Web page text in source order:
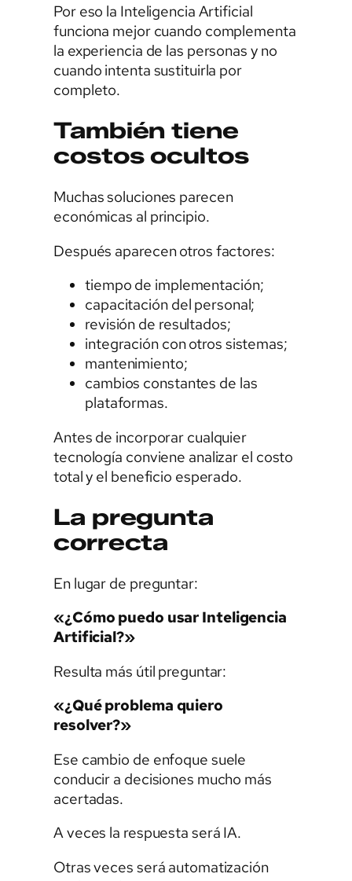
Por eso la Inteligencia Artificial
funciona mejor cuando complementa
la experiencia de las personas y no
cuando intenta sustituirla por
completo.
También tiene
costos ocultos
Muchas soluciones parecen
económicas al principio.
Después aparecen otros factores:
tiempo de implementación;
capacitación del personal;
revisión de resultados;
integración con otros sistemas;
mantenimiento;
cambios constantes de las
plataformas.
Antes de incorporar cualquier
tecnología conviene analizar el costo
total y el beneficio esperado.
La pregunta
correcta
En lugar de preguntar:
«¿Cómo puedo usar Inteligencia
Artificial?»
Resulta más útil preguntar:
«¿Qué problema quiero
resolver?»
Ese cambio de enfoque suele
conducir a decisiones mucho más
acertadas.
A veces la respuesta será IA.
Otras veces será automatización